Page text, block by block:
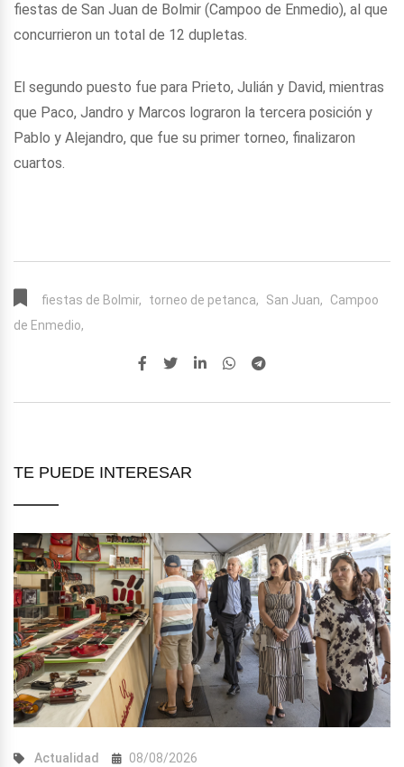
fiestas de San Juan de Bolmir (Campoo de Enmedio), al que
concurrieron un total de 12 dupletas.
El segundo puesto fue para Prieto, Julián y David, mientras
que Paco, Jandro y Marcos lograron la tercera posición y
Pablo y Alejandro, que fue su primer torneo, finalizaron
cuartos.
fiestas de Bolmir, torneo de petanca, San Juan,
Campoo
de Enmedio,
TE PUEDE INTERESAR
Actualidad 08/08/2026